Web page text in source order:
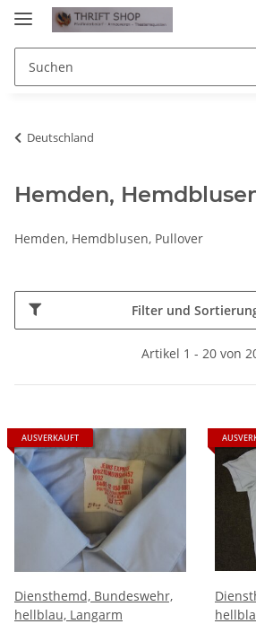
Deutschland
Hemden,
Hemden, Hemdblusen, Pullover
Filter und
Artikel 1 - 20 von
AUSVERKAUFT
Diensthemd, Bundeswehr,
hellblau, Langarm